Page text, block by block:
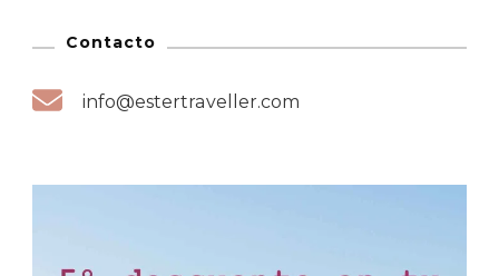
Contacto
info@estertraveller.com